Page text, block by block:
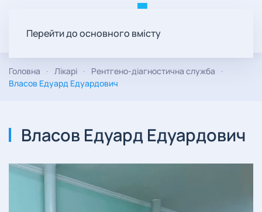
Перейти до основного вмісту
Головна Лікарі
Рентгено-діагностична служба
Власов Едуард Едуардович
Власов Едуард Едуардович